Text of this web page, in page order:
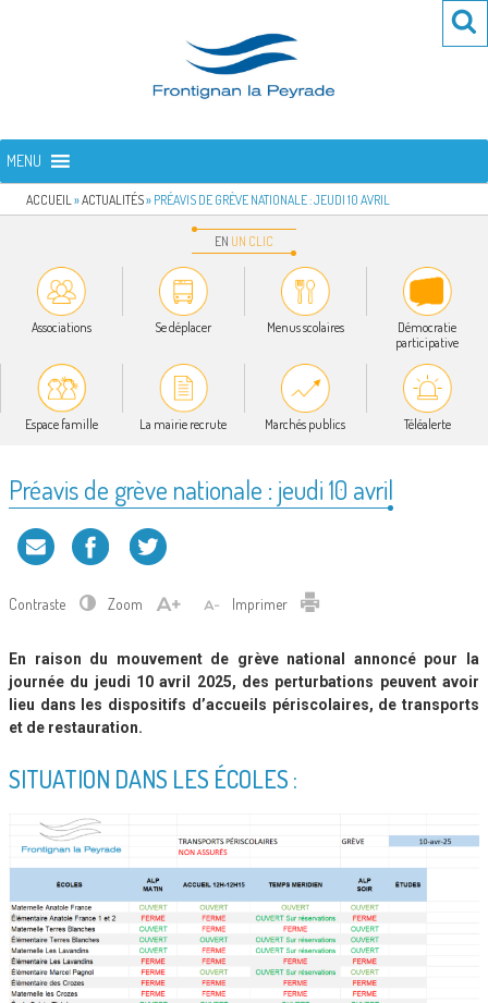
FRONTIGNAN LA PEYRADE
MENU
ACCUEIL »ACTUALITÉS» PRÉAVIS DE GRÈVE NATIONALE : JEUDI 10 AVRIL
EN UN CLIC
Associations Se déplacer Menus scolaires
Démocratie
participative
Espace famille La mairie recrute Marchés publics Téléalerte
Préavis de grève nationale : jeudi 10 avril
Contraste Zoom Imprimer
En raison du mouvement de grève national annoncé pour la
journée du jeudi 10 avril 2025, des perturbations peuvent avoir
lieu dans les dispositifs d’accueils périscolaires, de transports
et de restauration.
SITUATION DANS LES ÉCOLES :